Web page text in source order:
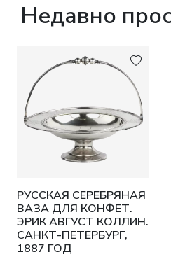
Недавно
РУССКАЯ СЕРЕБРЯНАЯ
ВАЗА ДЛЯ КОНФЕТ.
ЭРИК АВГУСТ КОЛЛИН.
САНКТ-ПЕТЕРБУРГ,
1887 ГОД